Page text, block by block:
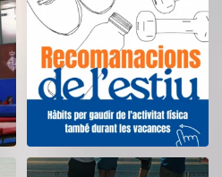
5 0
Tanquem una nova temporada al